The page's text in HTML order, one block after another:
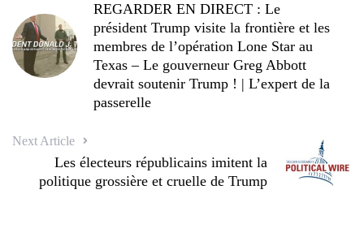
REGARDER EN DIRECT : Le
président Trump visite la frontière et les
membres de l’opération Lone Star au
Texas – Le gouverneur Greg Abbott
devrait soutenir Trump ! | L’expert de la
passerelle
Next Article
Les électeurs républicains imitent la
politique grossière et cruelle de Trump